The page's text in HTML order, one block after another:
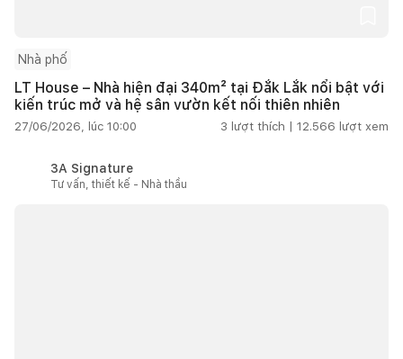
Nhà phố
LT House – Nhà hiện đại 340m² tại Đắk Lắk nổi bật với
kiến trúc mở và hệ sân vườn kết nối thiên nhiên
27/06/2026, lúc 10:00 3 lượt thích | 12.566 lượt xem
3A Signature
Tư vấn, thiết kế - Nhà thầu